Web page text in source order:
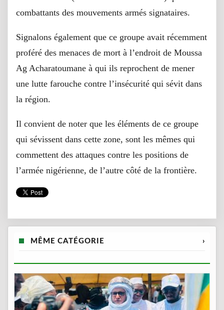
combattants des mouvements armés signataires.
Signalons également que ce groupe avait récemment
proféré des menaces de mort à l’endroit de Moussa
Ag Acharatoumane à qui ils reprochent de mener
une lutte farouche contre l’insécurité qui sévit dans
la région.
Il convient de noter que les éléments de ce groupe
qui sévissent dans cette zone, sont les mêmes qui
commettent des attaques contre les positions de
l’armée nigérienne, de l’autre côté de la frontière.
MÊME CATÉGORIE ›